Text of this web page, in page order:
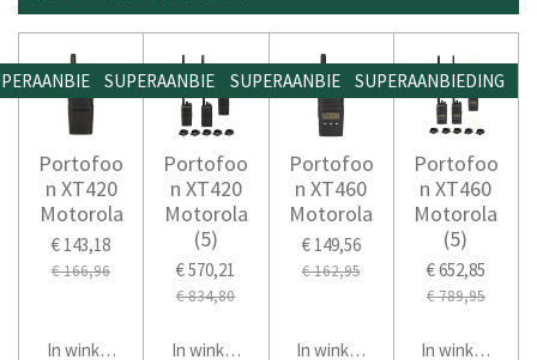
Portofoo
n XT420
Motorola
€ 143,18
€ 166,96
In winkelwagen
SUPERAANBIEDING
Portofoo
n XT420
Motorola
(5)
€ 570,21
€ 834,80
In winkelwagen
SUPERAANBIEDING
Portofoo
n XT460
Motorola
€ 149,56
€ 162,95
In winkelwagen
SUPERAANBIEDING
Portofoo
n XT460
Motorola
(5)
€ 652,85
€ 789,95
In winkelwagen